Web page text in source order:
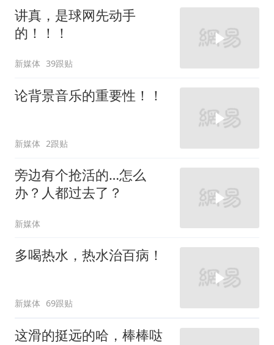
讲真，是球网先动手
的！！！
新媒体 39跟贴
论背景音乐的重要性！！
新媒体 2跟贴
旁边有个抢活的…怎么
办？人都过去了？
新媒体
多喝热水，热水治百病！
新媒体 69跟贴
这滑的挺远的哈，棒棒哒